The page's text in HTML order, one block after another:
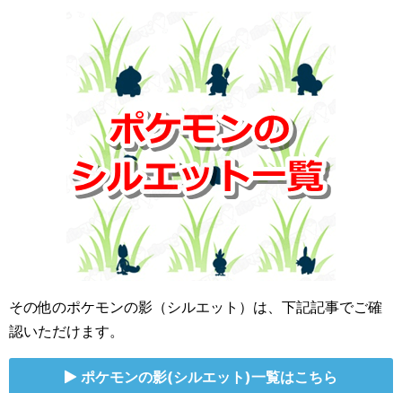
その他のポケモンの影（シルエット）は、下記記事でご確
認いただけます。
ポケモンの影(シルエット)一覧はこちら